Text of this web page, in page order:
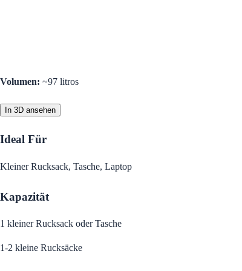
Volumen: ~97 litros
In 3D ansehen
Ideal Für
Kleiner Rucksack, Tasche, Laptop
Kapazität
1 kleiner Rucksack oder Tasche
1-2 kleine Rucksäcke